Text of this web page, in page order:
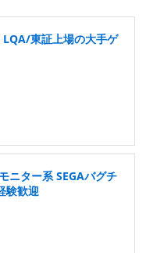
LQA/東証上場の大手ゲ
ニター系 SEGAバグチ
験歓迎